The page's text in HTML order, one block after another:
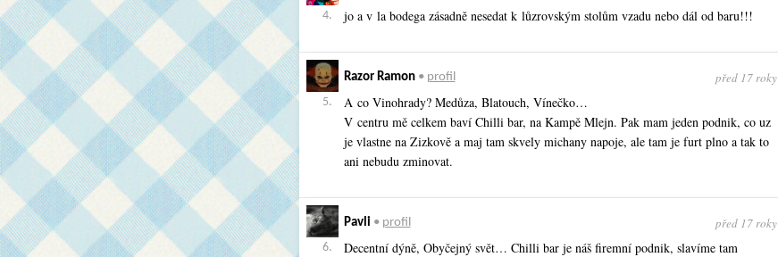
4. jo a v la bodega zásadně nesedat k lůzrovským stolům vzadu nebo dál od baru!!!
5.
Razor Ramon• profil před 17 roky
A co Vinohrady? Medůza, Blatouch, Vínečko…
V centru mě celkem baví Chilli bar, na Kampě Mlejn. Pak mam jeden podnik, co uz
je vlastne na Zizkově a maj tam skvely michany napoje, ale tam je furt plno a tak to
ani nebudu zminovat.
6.
Pavli • profil před 17 roky
Decentní dýně, Obyčejný svět… Chilli bar je náš firemní podnik, slavíme tam